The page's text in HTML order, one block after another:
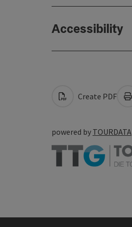
Accessibility
Create PDF
powered by TOURDATA